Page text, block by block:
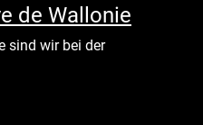
de Wallonie
sind wir bei der